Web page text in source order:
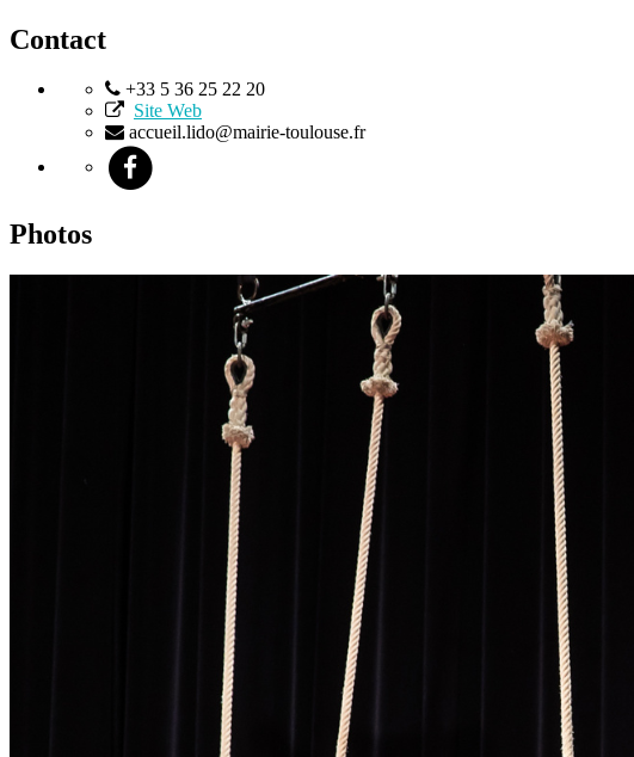
Contact
+33 5 36 25 22 20
Site Web
accueil.lido@mairie-toulouse.fr
Photos